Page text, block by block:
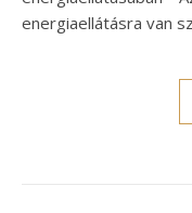
energiaellátásra van